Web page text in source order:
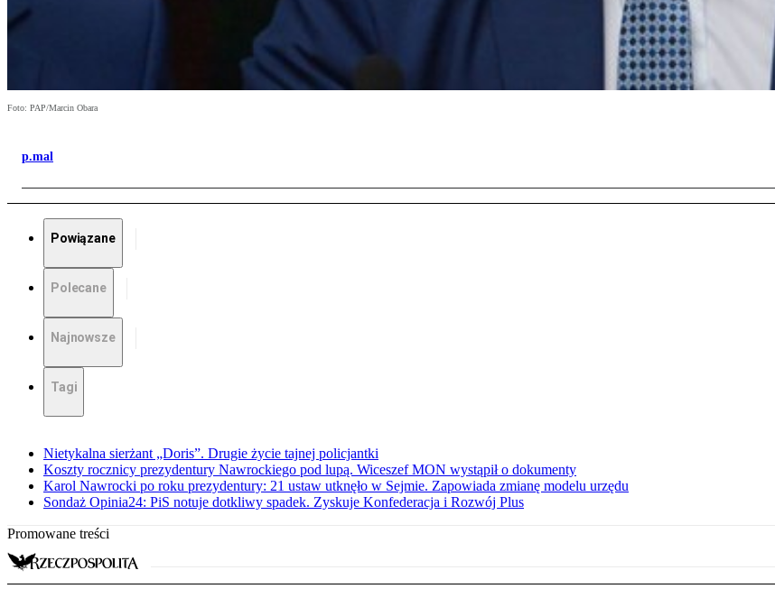
Foto: PAP/Marcin Obara
p.mal
Powiązane
Polecane
Najnowsze
Tagi
Nietykalna sierżant „Doris”. Drugie życie tajnej policjantki
Koszty rocznicy prezydentury Nawrockiego pod lupą. Wiceszef MON wystąpił o dokumenty
Karol Nawrocki po roku prezydentury: 21 ustaw utknęło w Sejmie. Zapowiada zmianę modelu urzędu
Sondaż Opinia24: PiS notuje dotkliwy spadek. Zyskuje Konfederacja i Rozwój Plus
Promowane treści